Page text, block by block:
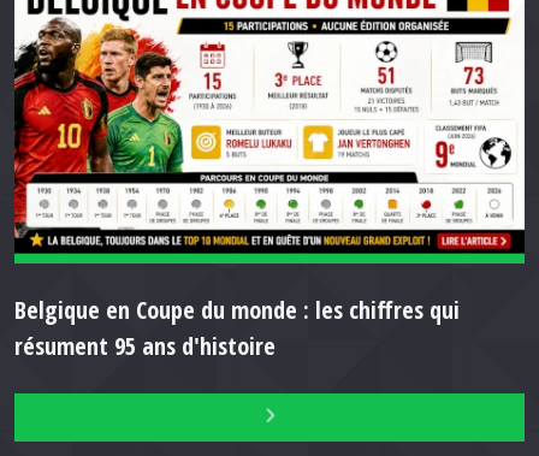
Belgique en Coupe du monde : les chiffres qui
résument 95 ans d'histoire